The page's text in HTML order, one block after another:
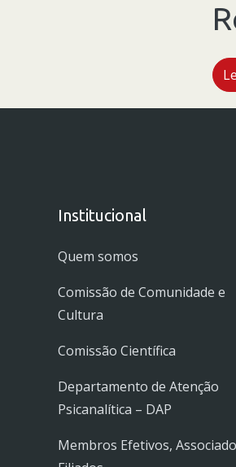
Institucional
Quem somos
Comissão de Comunidade e
Cultura
Comissão Científica
Departamento de Atenção
Psicanalítica – DAP
Membros Efetivos,